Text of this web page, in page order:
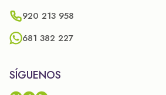
920 213 958
681 382 227
SÍGUENOS